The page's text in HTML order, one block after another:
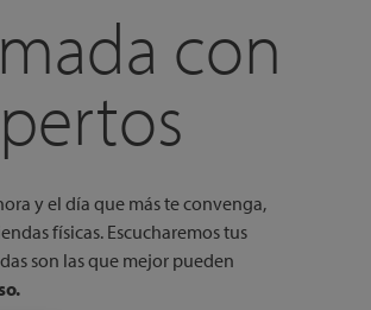
con
y el día que más te convenga,
físicas. Escucharemos tus
son las que mejor pueden